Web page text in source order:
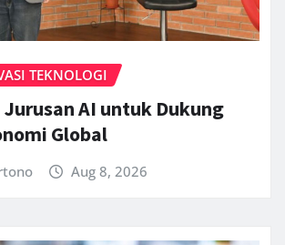
TEKNOLOGI
Jurusan AI untuk Dukung
Global
Aug 8, 2026